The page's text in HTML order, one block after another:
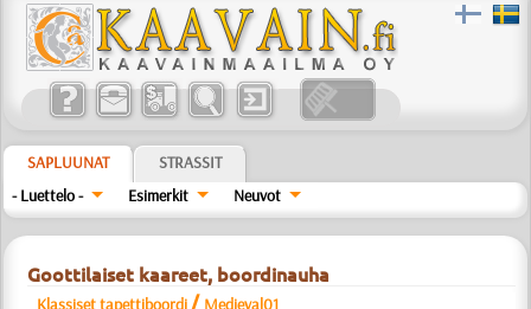
SAPLUUNAT
STRASSIT
- Luettelo -
Esimerkit Neuvot
Goottilaiset kaareet, boordinauha
Klassiset tapettiboordi / Medieval01